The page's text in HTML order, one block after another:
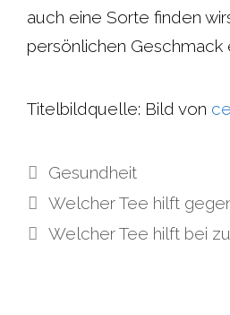
auch eine Sorte finden
persönlichen Geschmack
Titelbildquelle: Bild von
Kategorien
Gesundheit
Welcher Tee hilft
Welcher Tee hilft bei